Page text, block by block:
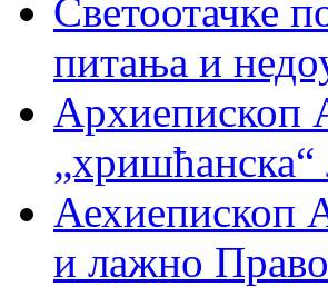
Светоотачке
питања и
Архиепископ
Аехиепископ
и лажно